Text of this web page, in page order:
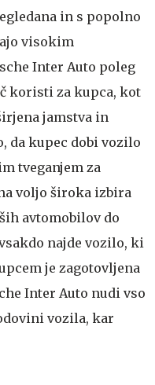
in s popolno
visokim
Inter Auto poleg
koristi za kupca, kot
jamstva in
da kupec dobi vozilo
tveganjem za
voljo široka izbira
avtomobilov do
najde vozilo, ki
je zagotovljena
Inter Auto nudi vso
vozila, kar